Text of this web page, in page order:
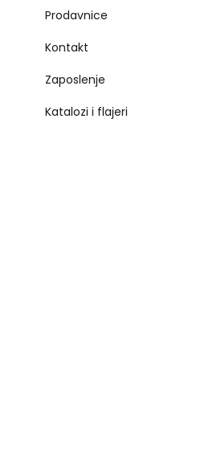
Prodavnice
Kontakt
Zaposlenje
Katalozi i flajeri